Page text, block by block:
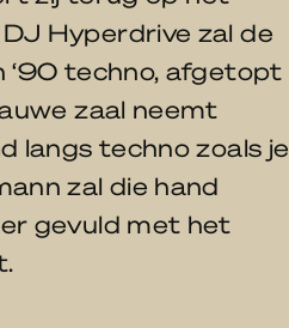
Hyperdrive zal de
‘90 techno, afgetopt
zaal neemt
langs techno zoals je
zal die hand
gevuld met het